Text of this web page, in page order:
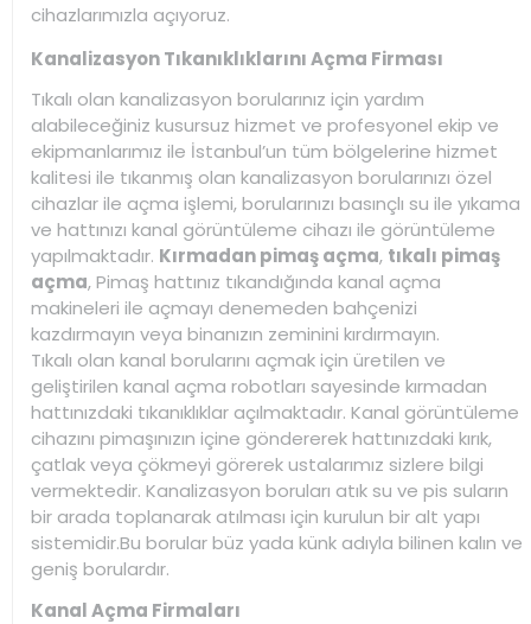
cihazlarımızla açıyoruz.
Kanalizasyon Tıkanıklıklarını Açma Firması
Tıkalı olan kanalizasyon borularınız için yardım
alabileceğiniz kusursuz hizmet ve profesyonel ekip ve
ekipmanlarımız ile İstanbul’un tüm bölgelerine hizmet
kalitesi ile tıkanmış olan kanalizasyon borularınızı özel
cihazlar ile açma işlemi, borularınızı basınçlı su ile yıkama
ve hattınızı kanal görüntüleme cihazı ile görüntüleme
yapılmaktadır. Kırmadan pimaş açma, tıkalı pimaş
açma, Pimaş hattınız tıkandığında kanal açma
makineleri ile açmayı denemeden bahçenizi
kazdırmayın veya binanızın zeminini kırdırmayın.
Tıkalı olan kanal borularını açmak için üretilen ve
geliştirilen kanal açma robotları sayesinde kırmadan
hattınızdaki tıkanıklıklar açılmaktadır. Kanal görüntüleme
cihazını pimaşınızın içine göndererek hattınızdaki kırık,
çatlak veya çökmeyi görerek ustalarımız sizlere bilgi
vermektedir. Kanalizasyon boruları atık su ve pis suların
bir arada toplanarak atılması için kurulun bir alt yapı
sistemidir.Bu borular büz yada künk adıyla bilinen kalın ve
geniş borulardır.
Kanal Açma Firmaları